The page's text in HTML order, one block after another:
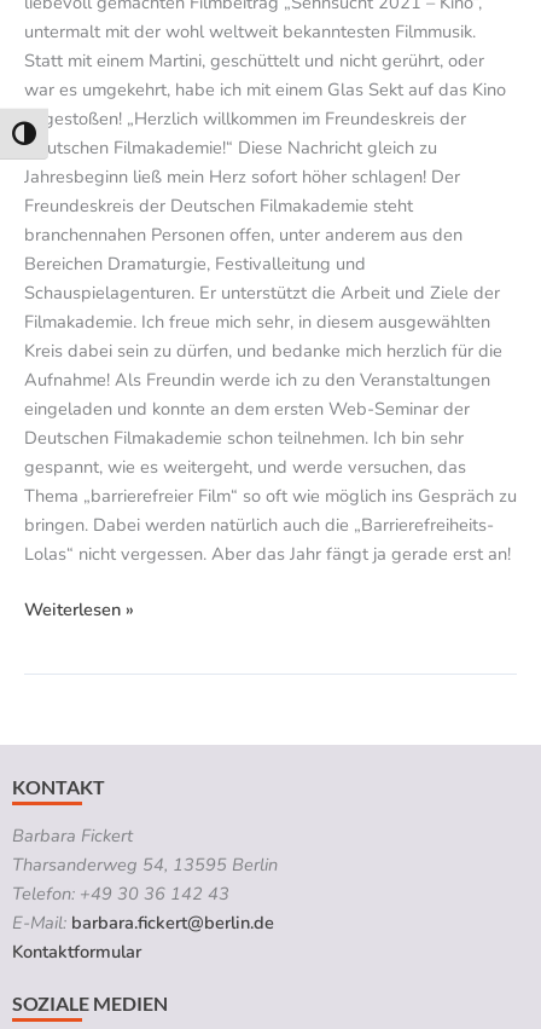
Umschalten auf hohe Kontraste
untermalt mit der wohl weltweit bekanntesten Filmmusik.
Statt mit einem Martini, geschüttelt und nicht gerührt, oder
war es umgekehrt, habe ich mit einem Glas Sekt auf das Kino
angestoßen! „Herzlich willkommen im Freundeskreis der
Deutschen Filmakademie!“ Diese Nachricht gleich zu
Jahresbeginn ließ mein Herz sofort höher schlagen! Der
Freundeskreis der Deutschen Filmakademie steht
branchennahen Personen offen, unter anderem aus den
Bereichen Dramaturgie, Festivalleitung und
Schauspielagenturen. Er unterstützt die Arbeit und Ziele der
Filmakademie. Ich freue mich sehr, in diesem ausgewählten
Kreis dabei sein zu dürfen, und bedanke mich herzlich für die
Aufnahme! Als Freundin werde ich zu den Veranstaltungen
eingeladen und konnte an dem ersten Web-Seminar der
Deutschen Filmakademie schon teilnehmen. Ich bin sehr
gespannt, wie es weitergeht, und werde versuchen, das
Thema „barrierefreier Film“ so oft wie möglich ins Gespräch zu
bringen. Dabei werden natürlich auch die „Barrierefreiheits-
Lolas“ nicht vergessen. Aber das Jahr fängt ja gerade erst an!
Weiterlesen »
KONTAKT
Barbara Fickert
Tharsanderweg 54, 13595 Berlin
Telefon: +49 30 36 142 43
E-Mail: barbara.fickert@berlin.de
Kontaktformular
SOZIALE MEDIEN